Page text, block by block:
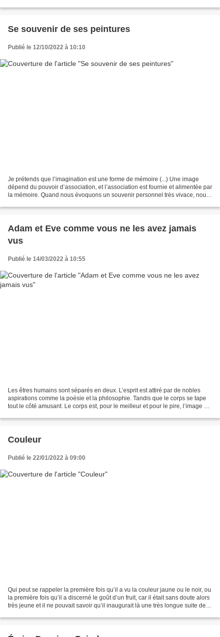
Se souvenir de ses peintures
Publié le 12/10/2022 à 10:10
Je prétends que l’imagination est une forme de mémoire (...) Une image
dépend du pouvoir d’association, et l’association est fournie et alimentée par
la mémoire. Quand nous évoquons un souvenir personnel très vivace, nous
Adam et Eve comme vous ne les avez jamais
vus
Publié le 14/03/2022 à 10:55
Les êtres humains sont séparés en deux. L’esprit est attiré par de nobles
aspirations comme la poésie et la philosophie. Tandis que le corps se tape
tout le côté amusant. Le corps est, pour le meilleur et pour le pire, l’image du
Couleur
Publié le 22/01/2022 à 09:00
Qui peut se rappeler la première fois qu’il a vu la couleur jaune ou le noir, ou
la première fois qu’il a discerné le goût d’un fruit, car il était sans doute alors
très jeune et il ne pouvait savoir qu’il inaugurait là une très longue suite de